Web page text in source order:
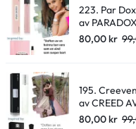
223. Par
av
80,00kr
195.
av CREED
80,00kr